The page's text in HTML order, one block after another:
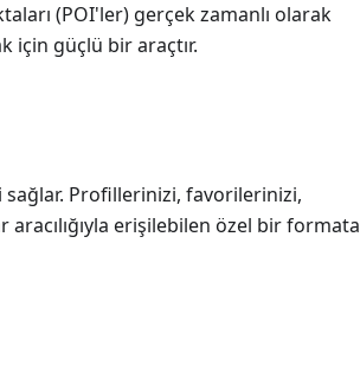
(POI'ler) gerçek zamanlı olarak
için güçlü bir araçtır.
Profillerinizi, favorilerinizi,
aracılığıyla erişilebilen özel bir formata